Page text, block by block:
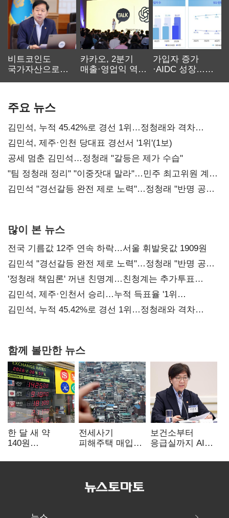
비트코인도
국가자산으로…'
카카오, 2분기
매출·영업익 역대
가입자 증가
·AIDC 성장…
주요 뉴스
김민석, 누적 45.42%로 경선 1위…정청래와 격차
0.86%p(2보)
김민석, 제주·인천 당대표 경선서 '1위'(1보)
공세 멈춘 김민석…정청래 "갈등은 제가 수습"
"팀 정청래 정리" "이중잣대 말라"…민주 최고위원 계파
다툼 격화
김민석 "경선갈등 완전 제로 노력"…정청래 "반명 공세
많이 본 뉴스
전국 기름값 12주 연속 하락…서울 휘발윳값 1909원
김민석 "경선갈등 완전 제로 노력"…정청래 "반명 공세
사과부터"
'정청래 책임론' 꺼낸 친명계…친청계는 추가투표
때리기
김민석, 제주·인천서 승리…누적 득표율 '1위
탈환'(종합)
김민석, 누적 45.42%로 경선 1위…정청래와 격차
함께 볼만한 뉴스
한 달 새 약
140원
엔저'에 원화
전세사기
피해주택 매입
누적 피해자
보건소부터
응급실까지 AI
혁신 본격화